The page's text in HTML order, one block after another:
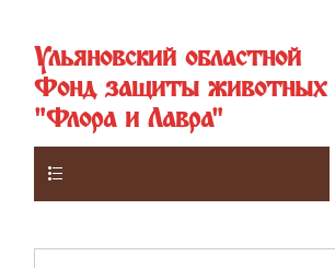
Ульяновский областной
Фонд защиты животных
"Флора и Лавра"